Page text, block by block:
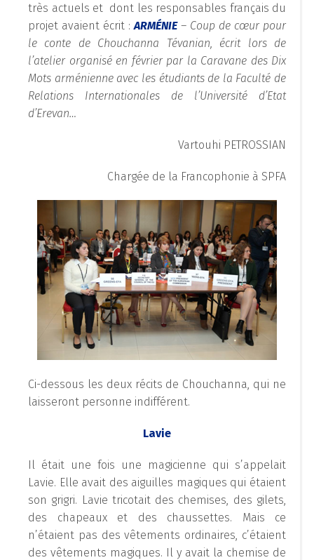
très actuels et dont les responsables français du
projet avaient écrit :ARMÉNIE– Coup de cœur pour
le conte de Chouchanna Tévanian, écrit lors de
l’atelier organisé en février par la Caravane des Dix
Mots arménienne avec les étudiants de la Faculté de
Relations Internationales de l’Université d’Etat
d’Erevan…
Vartouhi PETROSSIAN
Chargée de la Francophonie à SPFA
Ci-dessous les deux récits de Chouchanna, qui ne
laisseront personne indifférent.
Lavie
Il était une fois une magicienne qui s’appelait
Lavie. Elle avait des aiguilles magiques qui étaient
son grigri. Lavie tricotait des chemises, des gilets,
des chapeaux et des chaussettes. Mais ce
n’étaient pas des vêtements ordinaires, c’étaient
des vêtements magiques. Il y avait la chemise de